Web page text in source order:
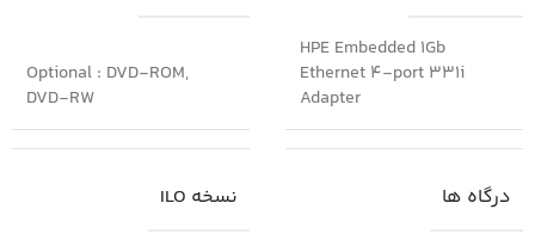
HPE Embedded 1Gb
Ethernet 4-port 331i
Adapter
Optional : DVD-ROM,
DVD-RW
درگاه ها نسخه ILO